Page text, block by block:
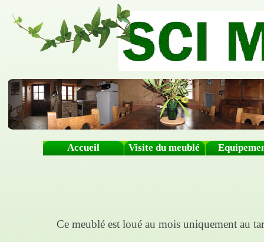
Ce meublé est loué au mois uniquement au
Accueil Visite du meublé